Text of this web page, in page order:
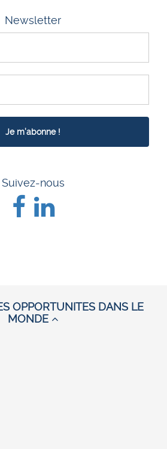
Newsletter
Suivez-nous
OPPORTUNITES DANS LE
MONDE